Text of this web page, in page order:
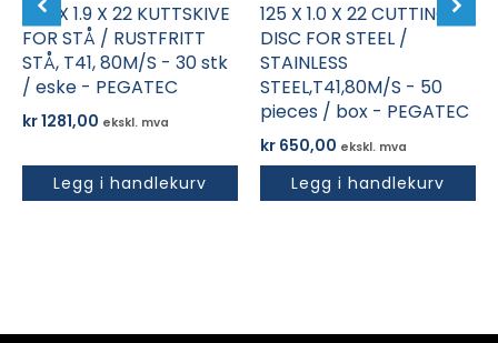
230 X 1.9 X 22 KUTTSKIVE
FOR STÅ / RUSTFRITT
STÅ, T41, 80M/S - 30 stk
/ eske - PEGATEC
kr1281,00 ekskl. mva
Legg i handlekurv
125 X 1.0 X 22 CUTTING
DISC FOR STEEL /
STAINLESS
STEEL,T41,80M/S - 50
pieces / box - PEGATEC
kr 650,00 ekskl. mva
Legg i handlekurv